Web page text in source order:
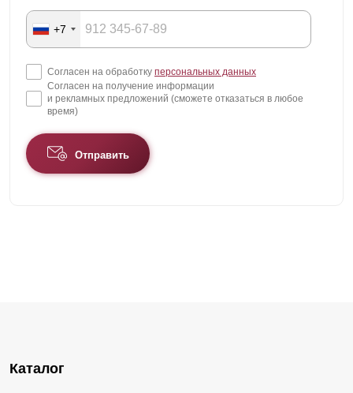
+7
Согласен на обработку персональных данных
Согласен на получение информации
и рекламных предложений (сможете отказаться в любое
время)
Отправить
Каталог